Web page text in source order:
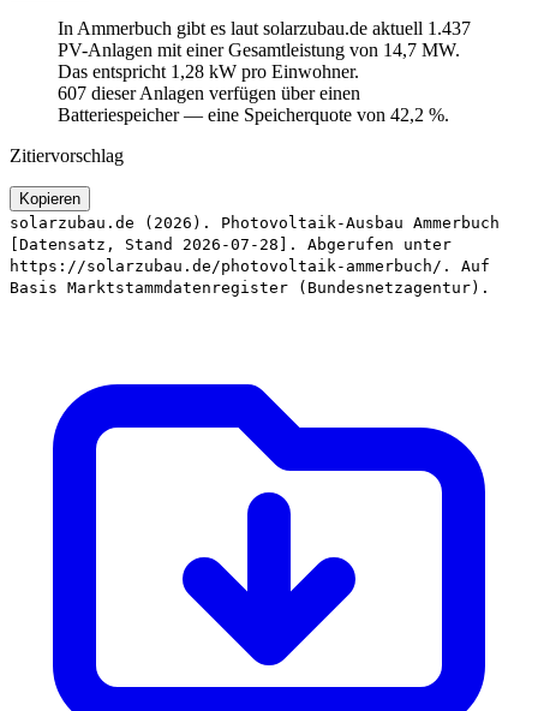
In Ammerbuch gibt es laut solarzubau.de aktuell 1.437
PV-Anlagen mit einer Gesamtleistung von 14,7 MW.
Das entspricht 1,28 kW pro Einwohner.
607 dieser Anlagen verfügen über einen
Batteriespeicher — eine Speicherquote von 42,2 %.
Zitiervorschlag
Kopieren
solarzubau.de (2026). Photovoltaik-Ausbau Ammerbuch
[Datensatz, Stand 2026-07-28]. Abgerufen unter
https://solarzubau.de/photovoltaik-ammerbuch/. Auf
Basis Marktstammdatenregister (Bundesnetzagentur).